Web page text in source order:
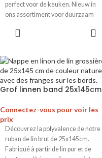
perfect voor de keuken. Nieuw in
ons assortiment voor duurzaam
Grof linnen band 25x145cm
Connectez-vous pour voir les
prix
Découvrez la polyvalence de notre
ruban de lin brut de 25x145cm.
Fabriqué à partir de lin pur et de